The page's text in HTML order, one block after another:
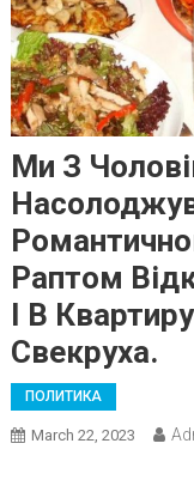
Ми З
Раптом
І В
Свекруха.
ПОЛИТИКА
March 22, 2023